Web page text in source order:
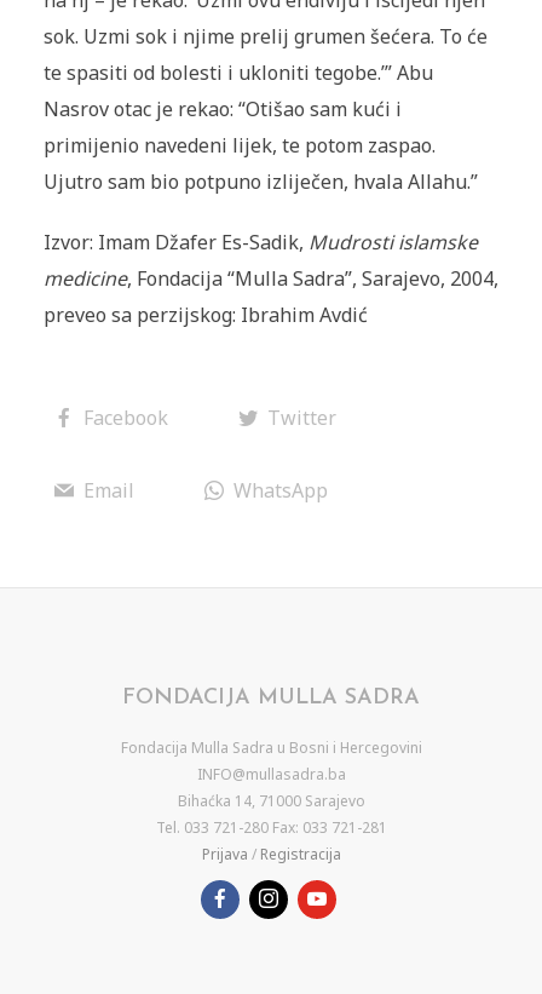
sok. Uzmi sok i njime prelij grumen šećera. To će
te spasiti od bolesti i ukloniti tegobe.’” Abu
Nasrov otac je rekao: “Otišao sam kući i
primijenio navedeni lijek, te potom zaspao.
Ujutro sam bio pot­puno izliječen, hvala Allahu.”
Izvor: Imam Džafer Es-Sadik, Mudrosti islamske
medicine, Fondacija “Mulla Sadra”, Sarajevo, 2004,
preveo sa perzijskog: Ibrahim Avdić
Facebook Twitter
Email WhatsApp
FONDACIJA MULLA SADRA
Fondacija Mulla Sadra u Bosni i Hercegovini
INFO@mullasadra.ba
Bihaćka 14, 71000 Sarajevo
Tel. 033 721-280 Fax: 033 721-281
Prijava / Registracija